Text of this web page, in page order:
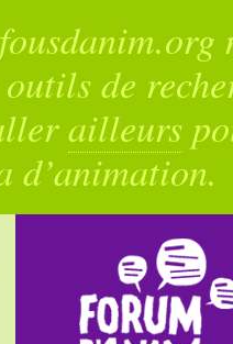
de
ailleurs
d’animation.